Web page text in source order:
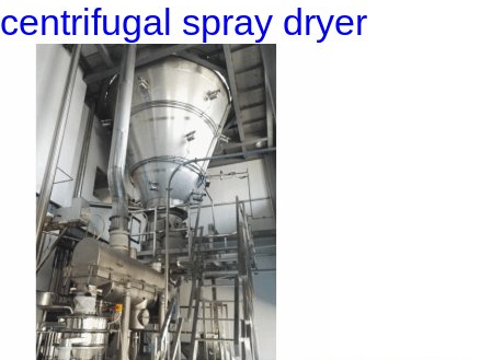
centrifugal spray dryer